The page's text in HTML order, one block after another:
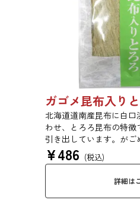
北海道道南産昆布に白
わせ、とろろ昆布の特
引き出しています。がご
りと旨味をぜひご賞味く
¥486 (税込)
詳細は